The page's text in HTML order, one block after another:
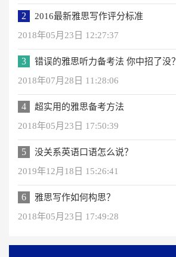
2
2016最新雅思写作评分标准
2018年05月23日 12:27:37
3
错误的雅思听力备考法 你中招了没？
2018年07月28日 11:28:06
4
超实用的雅思备考方法
2018年05月23日 17:50:39
5
没关系英语口语怎么说？
2019年12月18日 15:26:41
6
雅思写作如何构思？
2018年05月23日 17:49:28